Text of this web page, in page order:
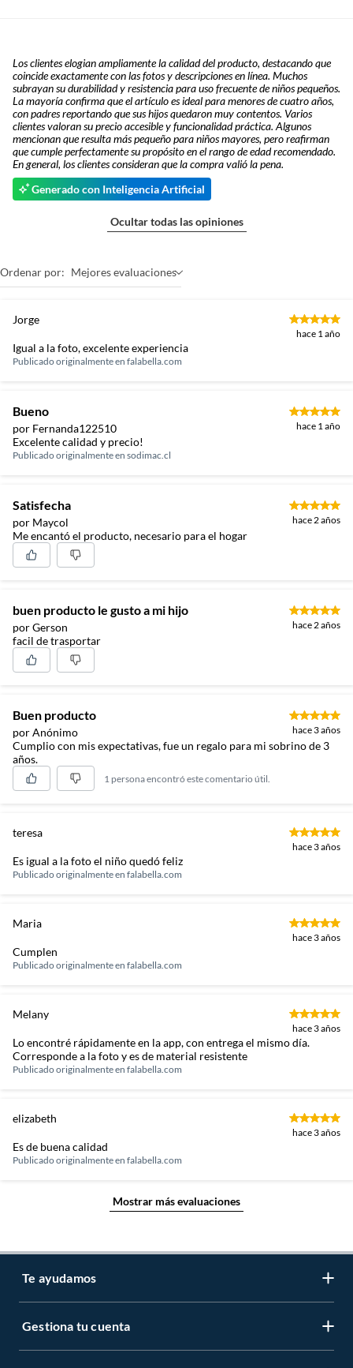
Los clientes elogian ampliamente la calidad del producto, destacando que
coincide exactamente con las fotos y descripciones en línea. Muchos
subrayan su durabilidad y resistencia para uso frecuente de niños pequeños.
La mayoría confirma que el artículo es ideal para menores de cuatro años,
con padres reportando que sus hijos quedaron muy contentos. Varios
clientes valoran su precio accesible y funcionalidad práctica. Algunos
mencionan que resulta más pequeño para niños mayores, pero reafirman
que cumple perfectamente su propósito en el rango de edad recomendado.
En general, los clientes consideran que la compra valió la pena.
Generado con Inteligencia Artificial
Ocultar todas las opiniones
Ordenar por: Mejores evaluaciones
Jorge
hace 1 año
Igual a la foto, excelente experiencia
Publicado originalmente en falabella.com
Bueno
por Fernanda122510 hace 1 año
Excelente calidad y precio!
Publicado originalmente en sodimac.cl
Satisfecha
por Maycol hace 2 años
Me encantó el producto, necesario para el hogar
buen producto le gusto a mi hijo
por Gerson hace 2 años
facil de trasportar
Buen producto
por Anónimo hace 3 años
Cumplio con mis expectativas, fue un regalo para mi sobrino de 3
años.
1 persona encontró este comentario útil.
teresa
hace 3 años
Es igual a la foto el niño quedó feliz
Publicado originalmente en falabella.com
Maria
hace 3 años
Cumplen
Publicado originalmente en falabella.com
Melany
hace 3 años
Lo encontré rápidamente en la app, con entrega el mismo día.
Corresponde a la foto y es de material resistente
Publicado originalmente en falabella.com
elizabeth
hace 3 años
Es de buena calidad
Publicado originalmente en falabella.com
Mostrar más evaluaciones
Te ayudamos
LIbro de reclamaciones
Gestiona tu cuenta